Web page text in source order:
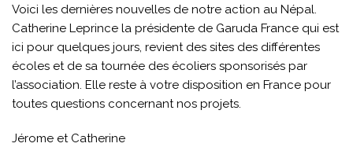
Voici les dernières nouvelles de notre action au Népal.
Catherine Leprince la présidente de Garuda France qui est
ici pour quelques jours, revient des sites des différentes
écoles et de sa tournée des écoliers sponsorisés par
l’association. Elle reste à votre disposition en France pour
toutes questions concernant nos projets.
Jérome et Catherine